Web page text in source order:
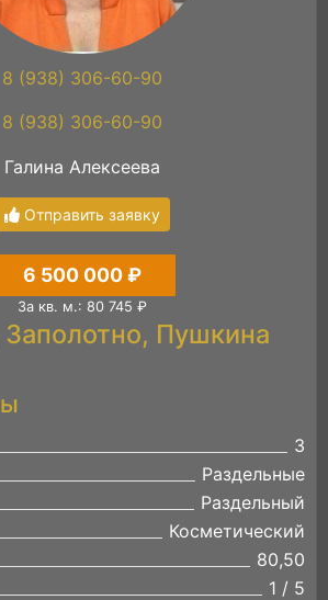
8 (938) 306-60-90
8 (938) 306-60-90
Галина Алексеева
Отправить заявку
6 500 000 ₽
За кв. м.: 80 745 ₽
Заполотно, Пушкина
3
Раздельные
Раздельный
Косметический
80,50
1 / 5